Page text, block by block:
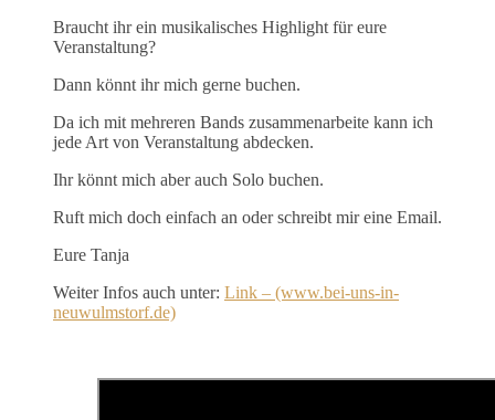
Braucht ihr ein musikalisches Highlight für eure
Veranstaltung?
Dann könnt ihr mich gerne buchen.
Da ich mit mehreren Bands zusammenarbeite kann ich
jede Art von Veranstaltung abdecken.
Ihr könnt mich aber auch Solo buchen.
Ruft mich doch einfach an oder schreibt mir eine Email.
Eure Tanja
Weiter Infos auch unter: Link – (www.bei-uns-in-
neuwulmstorf.de)